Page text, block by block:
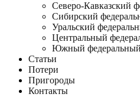
Северо-Кавказский
Сибирский
Уральский
Центральный
Южный
Статьи
Потери
Пригороды
Контакты